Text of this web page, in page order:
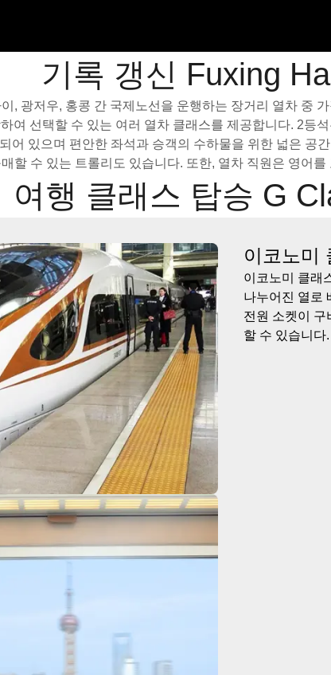
기록 갱신 Fuxing
, 광저우, 홍콩 간 국제노선을 운행하는 장거리 열차 중
여 선택할 수 있는 여러 열차 클래스를 제공합니다. 2등
어 있으며 편안한 좌석과 승객의 수하물을 위한 넓은 공
할 수 있는 트롤리도 있습니다. 또한, 열차 직원은 영어
여행 클래스 탑승 G
이코노미
이코노미 클래
나누어진 열로
전원 소켓이 구
할 수 있습니다.